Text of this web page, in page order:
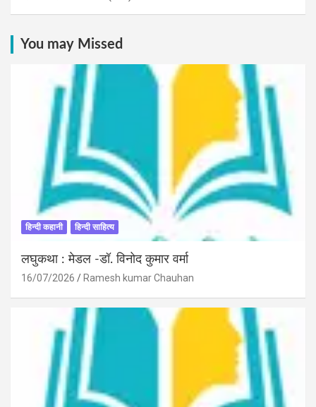
You may Missed
हिन्दी कहानी हिन्दी साहित्य
लघुकथा : मेडल -डॉ. विनोद कुमार वर्मा
16/07/2026 Ramesh kumar Chauhan